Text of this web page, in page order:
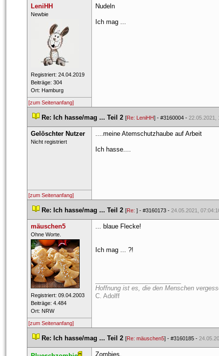
LeniHH
​Newbie
Registriert: 24.04.2019
Beiträge: 304
Ort: Hamburg
Nudeln
Ich mag ...
[zum Seitenanfang]
Re: Ich hasse/mag ... Teil 2 [Re: LeniHH] - #3160004 - 22.05.2021,
Gelöschter Nutzer
Nicht registriert
....meine Atemschutzhaube auf Arbeit
Ich hasse....
[zum Seitenanfang]
Re: Ich hasse/mag ... Teil 2 [Re: ] - #3160173 - 24.05.2021,
mäuschen5
​Ohne Worte.
Registriert: 09.04.2003
Beiträge: 4.484
Ort: NRW
... blaue Flecke!
Ich mag ... ?!
Hoffnung ist es, die den Menschen
C. Adolff
[zum Seitenanfang]
Re: Ich hasse/mag ... Teil 2 [Re: mäuschen5] - #3160185 -
Zombies.